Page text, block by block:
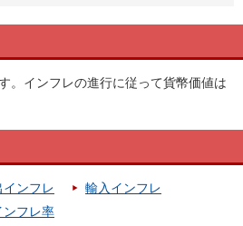
。インフレの進行に従って貨幣価値は
インフレ
輸入インフレ
ンフレ率